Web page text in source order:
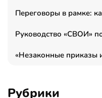
Рубрики